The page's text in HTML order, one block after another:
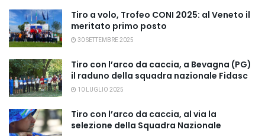
Tiro a volo, Trofeo CONI 2025: al Veneto il
meritato primo posto
30 SETTEMBRE 2025
Tiro con l’arco da caccia, a Bevagna (PG)
il raduno della squadra nazionale Fidasc
10 LUGLIO 2025
Tiro con l’arco da caccia, al via la
selezione della Squadra Nazionale